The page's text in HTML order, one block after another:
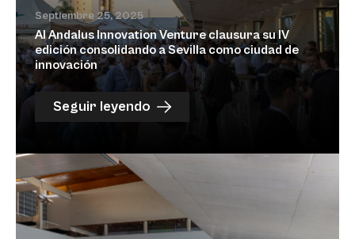
Septiembre 25, 2025
Al Andalus Innovation Venture clausura su IV
edición consolidando a Sevilla como ciudad de
innovación
Seguir leyendo